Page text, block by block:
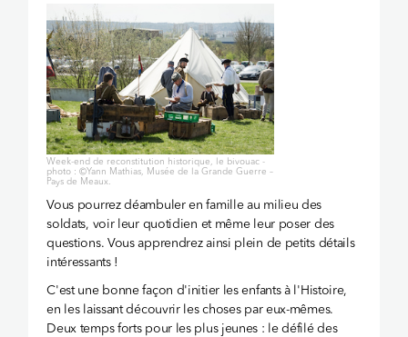
Week-end de reconstitution historique, le bivouac -
photo : ©Yann Mathias, Musée de la Grande Guerre –
Pays de Meaux.
Vous pourrez déambuler en famille au milieu des
soldats, voir leur quotidien et même leur poser des
questions. Vous apprendrez ainsi plein de petits détails
intéressants !
C'est une bonne façon d'initier les enfants à l'Histoire,
en les laissant découvrir les choses par eux-mêmes.
Deux temps forts pour les plus jeunes : le défilé des